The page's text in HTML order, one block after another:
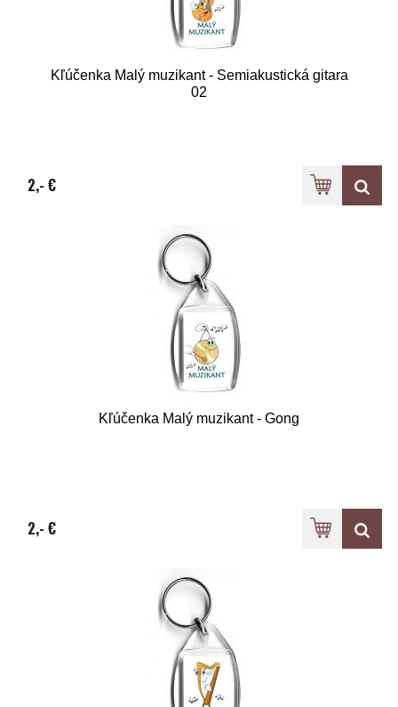
Kľúčenka Malý muzikant - Semiakustická gitara
02
2,- €
Kľúčenka Malý muzikant - Gong
2,- €